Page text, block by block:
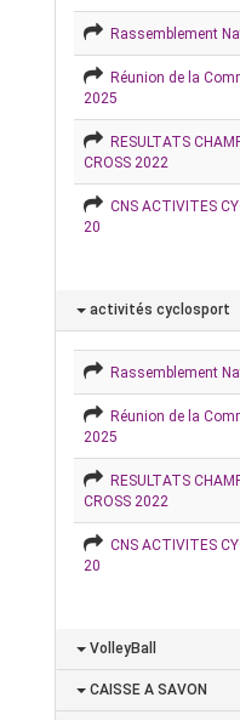
Rassemblement
Réunion de la
2025
RESULTATS
CROSS 2022
CNS ACTIVITES
20
activités cyclosport
Rassemblement
Réunion de la
2025
RESULTATS
CROSS 2022
CNS ACTIVITES
20
VolleyBall
CAISSE A SAVON